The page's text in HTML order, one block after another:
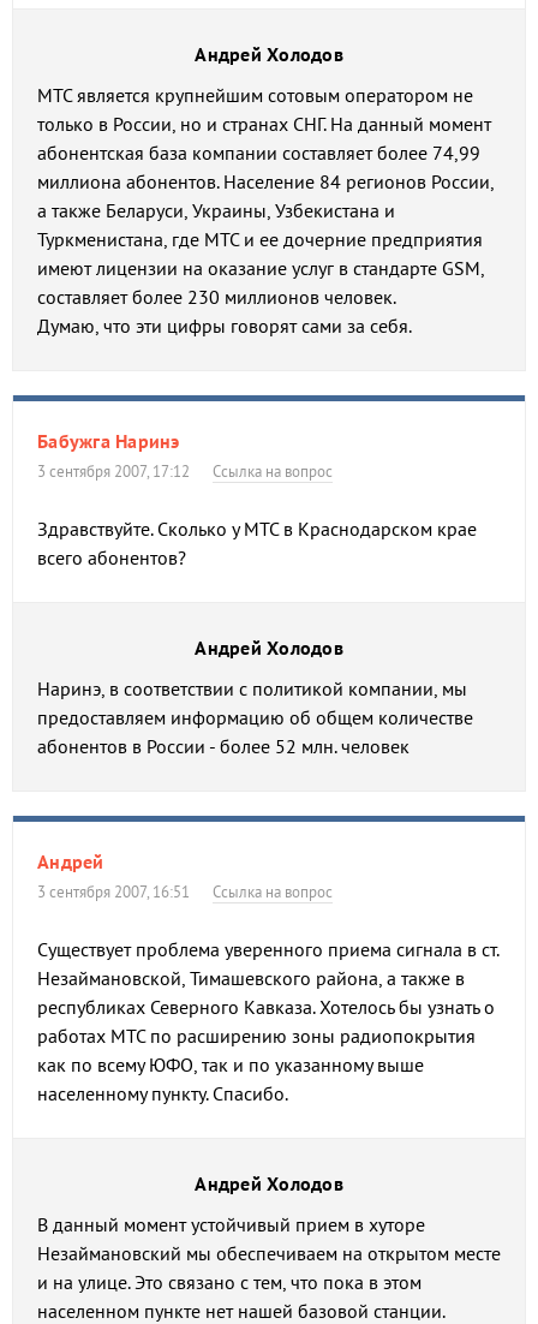
Андрей Холодов
МТС является крупнейшим сотовым оператором не
только в России, но и странах СНГ. На данный момент
абонентская база компании составляет более 74,99
миллиона абонентов. Население 84 регионов России,
а также Беларуси, Украины, Узбекистана и
Туркменистана, где МТС и ее дочерние предприятия
имеют лицензии на оказание услуг в стандарте GSM,
составляет более 230 миллионов человек.
Думаю, что эти цифры говорят сами за себя.
Бабужга Наринэ
3 сентября 2007, 17:12 Ссылка на вопрос
Здравствуйте. Сколько у МТС в Краснодарском крае
всего абонентов?
Андрей Холодов
Наринэ, в соответствии с политикой компании, мы
предоставляем информацию об общем количестве
абонентов в России - более 52 млн. человек
Андрей
3 сентября 2007, 16:51 Ссылка на вопрос
Существует проблема уверенного приема сигнала в ст.
Незаймановской, Тимашевского района, а также в
республиках Северного Кавказа. Хотелось бы узнать о
работах МТС по расширению зоны радиопокрытия
как по всему ЮФО, так и по указанному выше
населенному пункту. Спасибо.
Андрей Холодов
В данный момент устойчивый прием в хуторе
Незаймановский мы обеспечиваем на открытом месте
и на улице. Это связано с тем, что пока в этом
населенном пункте нет нашей базовой станции.